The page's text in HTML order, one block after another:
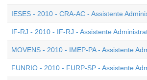
IESES - 2010 - CRA-AC - Assistente
IF-RJ - 2010 - IF-RJ - Assistente
MOVENS - 2010 - IMEP-PA - Assistente
FUNRIO - 2010 - FURP-SP - Assistente